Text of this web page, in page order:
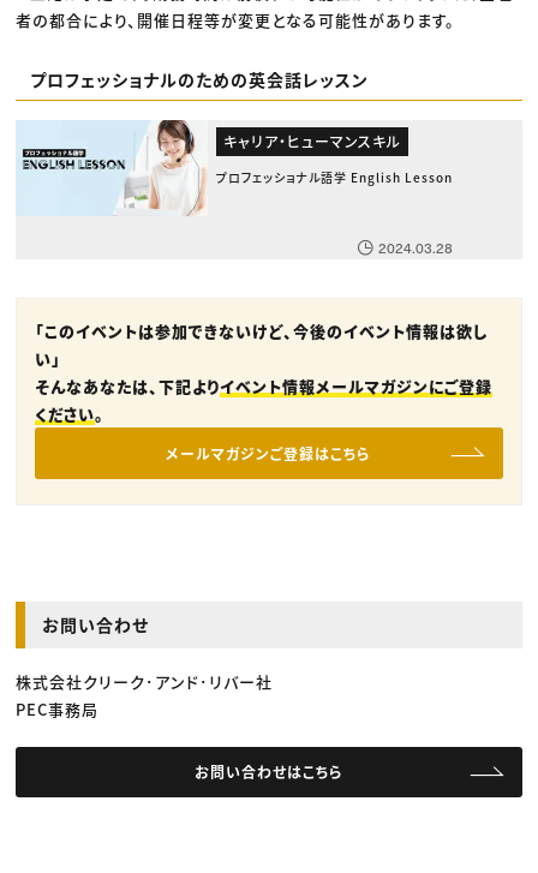
者の都合により、開催日程等が変更となる可能性があります。
プロフェッショナルのための英会話レッスン
キャリア・ヒューマンスキル
プロフェッショナル語学 English Lesson
2024.03.28
「このイベントは参加できないけど、今後のイベント情報は欲し
い」
そんなあなたは、下記よりイベント情報メールマガジンにご登録
ください。
メールマガジンご登録はこちら
お問い合わせ
株式会社クリーク･アンド･リバー社
PEC事務局
お問い合わせはこちら